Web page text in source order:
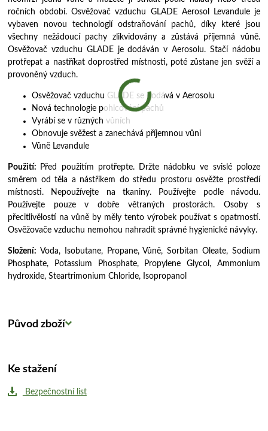
ročních období. Osvěžovač vzduchu GLADE Aerosol Levandule je
vybaven novou technologií odstraňování pachů, díky které jsou
všechny nežádoucí pachy zlikvidovány a zůstává příjemná vůně.
Osvěžovač vzduchu GLADE je dodáván v Aerosolu. Stačí nádobu
protřepat a nastříkat doprostřed místnosti, poté zůstane jen svěží a
provoněný vzduch.
Osvěžovač vzduchu GLADE se dodává v Aerosolu
Nová technologie pohlcování pachů
Vyrábí se v různých vůních
Obnovuje svěžest a zanechává příjemnou vůni
Vůně Levandule
Použití:
Před použitím protřepte. Držte nádobku ve svislé poloze
směrem od těla a nástřikem do středu prostoru osvěžte prostředí
místnosti. Nepoužívejte na tkaniny. Používejte podle návodu.
Používejte pouze v dobře větraných prostorách. Osoby s
přecitlivělostí na vůně by měly tento výrobek používat s opatrností.
Osvěžovače vzduchu nemohou nahradit správné hygienické návyky.
Složení: Voda, Isobutane, Propane, Vůně, Sorbitan Oleate, Sodium
Phosphate, Potassium Phosphate, Propylene Glycol, Ammonium
hydroxide, Steartrimonium Chloride, Isopropanol
Původ zboží
Ke stažení
Bezpečnostní list